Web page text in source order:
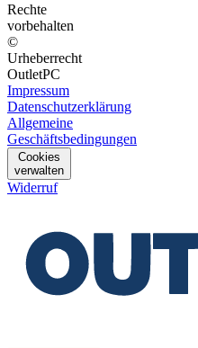
Rechte
vorbehalten
©
Urheberrecht
OutletPC
Impressum
Datenschutzerklärung
Allgemeine
Geschäftsbedingungen
Cookies
verwalten
Widerruf